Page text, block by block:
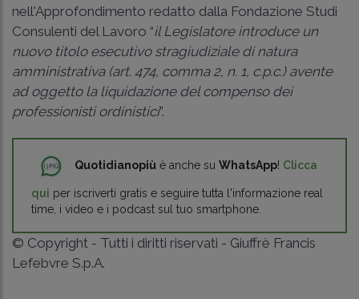
nell'Approfondimento redatto dalla Fondazione Studi
Consulenti del Lavoro “il Legislatore introduce un
nuovo titolo esecutivo stragiudiziale di natura
amministrativa (art. 474, comma 2, n. 1, c.p.c.) avente
ad oggetto la liquidazione del compenso dei
professionisti ordinistici”.
Quotidianopiù è anche su WhatsApp! Clicca
qui per iscriverti gratis e seguire tutta l'informazione real
time, i video e i podcast sul tuo smartphone.
© Copyright - Tutti i diritti riservati - Giuffrè Francis
Lefebvre S.p.A.